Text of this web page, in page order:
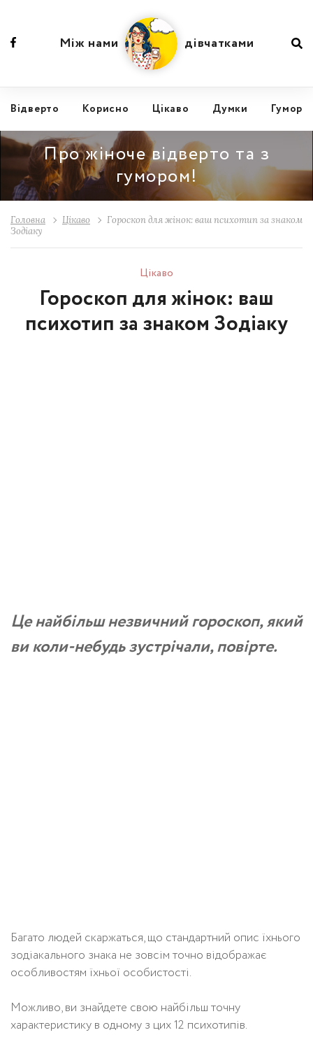
Відвертo Корисно Цікаво Думки Гумор
Між нами дівчатками
Про жіноче відверто та з
гумором!
Головна Цікаво
Гороскоп для жінок: ваш психотип за знаком
Зодіаку
Цікаво
Гороскоп для жінок: ваш
психотип за знаком Зодіаку
Це найбільш незвичний гороскоп, який
ви коли-небудь зустрічали, повірте.
Багато людей скаржаться, що стандартний опис їхнього
зодіакального знака не зовсім точно відображає
особливостям їхньої особистості.
Можливо, ви знайдете свою найбільш точну
характеристику в одному з цих 12 психотипів.